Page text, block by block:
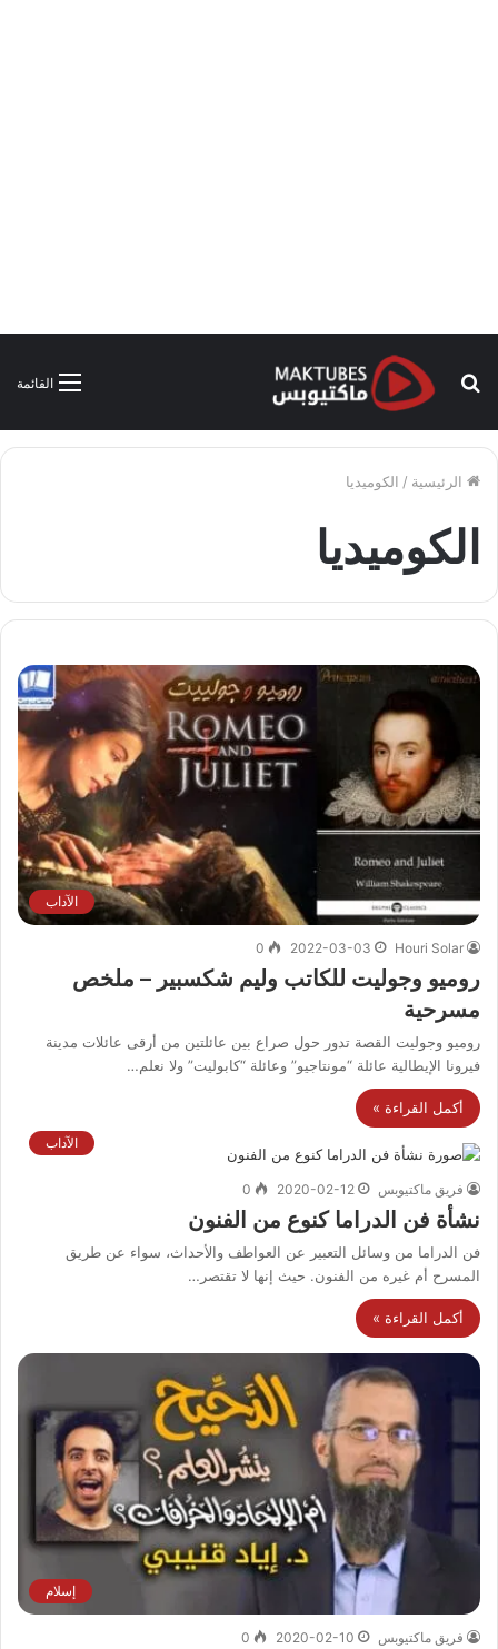
القائمة
بحث
الرئيسية / الكوميديا
الكوميديا
الآداب
Houri Solar
2022-03-03
0
روميو وجوليت للكاتب وليم شكسبير – ملخص
مسرحية
روميو وجوليت القصة تدور حول صراع بين عائلتين من أرقى عائلات مدينة
فيرونا الإيطالية عائلة “مونتاجيو” وعائلة “كابوليت” ولا نعلم…
أكمل القراءة »
الآداب
فريق ماكتيوبس 2020-02-12
0
نشأة فن الدراما كنوع من الفنون
فن الدراما من وسائل التعبير عن العواطف والأحداث، سواء عن طريق
المسرح أم غيره من الفنون. حيث إنها لا تقتصر…
أكمل القراءة »
إسلام
فريق ماكتيوبس 2020-02-10
0